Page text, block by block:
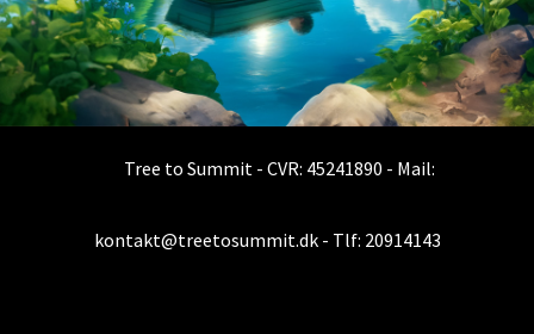
Tree to Summit - CVR: 45241890 - Mail:
kontakt@treetosummit.dk - Tlf: 20914143